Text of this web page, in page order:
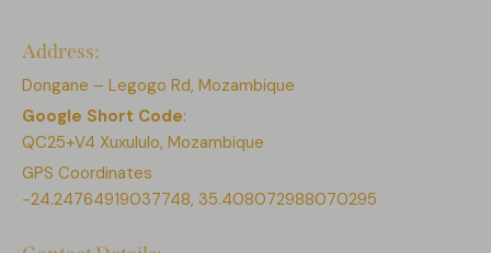
Address:
Dongane – Legogo Rd, Mozambique
Google Short Code:
QC25+V4 Xuxululo, Mozambique
GPS Coordinates
-24.24764919037748, 35.408072988070295